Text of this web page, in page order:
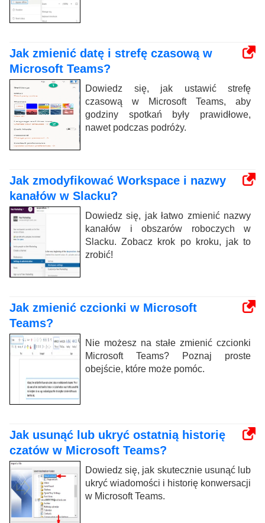
Jak zmienić datę i strefę czasową w
Microsoft Teams?
Dowiedz się, jak ustawić strefę
czasową w Microsoft Teams, aby
godziny spotkań były prawidłowe,
nawet podczas podróży.
Jak zmodyfikować Workspace i nazwy
kanałów w Slacku?
Dowiedz się, jak łatwo zmienić nazwy
kanałów i obszarów roboczych w
Slacku. Zobacz krok po kroku, jak to
zrobić!
Jak zmienić czcionki w Microsoft
Teams?
Nie możesz na stałe zmienić czcionki
Microsoft Teams? Poznaj proste
obejście, które może pomóc.
Jak usunąć lub ukryć ostatnią historię
czatów w Microsoft Teams?
Dowiedz się, jak skutecznie usunąć lub
ukryć wiadomości i historię konwersacji
w Microsoft Teams.